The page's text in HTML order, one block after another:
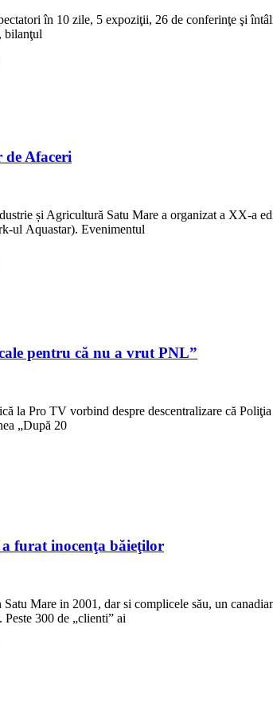
în 10 zile, 5 expoziţii, 26 de conferinţe şi
bilanţul
Afaceri
și Agricultură Satu Mare a organizat a XX-
ul Aquastar). Evenimentul
pentru că nu a vrut PNL”
la Pro TV vorbind despre descentralizare că
„După 20
a furat inocenţa băieţilor
Mare in 2001, dar si complicele său, un
300 de „clienti” ai